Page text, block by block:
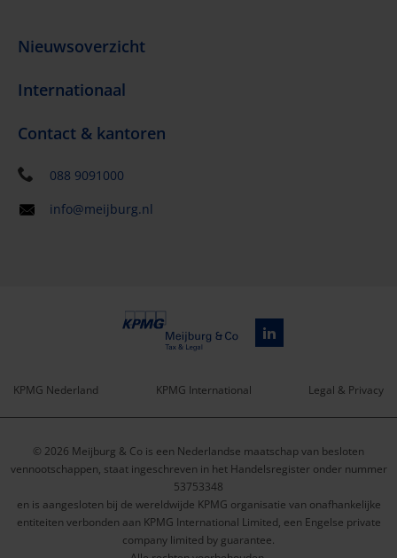
Nieuwsoverzicht
Internationaal
Contact & kantoren
088 9091000
info@meijburg.nl
Service
menu
KPMG Nederland KPMG International Legal & Privacy
© 2026 Meijburg & Co is een Nederlandse maatschap van besloten
vennootschappen, staat ingeschreven in het Handelsregister onder nummer
53753348
en is aangesloten bij de wereldwijde KPMG organisatie van onafhankelijke
entiteiten verbonden aan KPMG International Limited, een Engelse private
company limited by guarantee.